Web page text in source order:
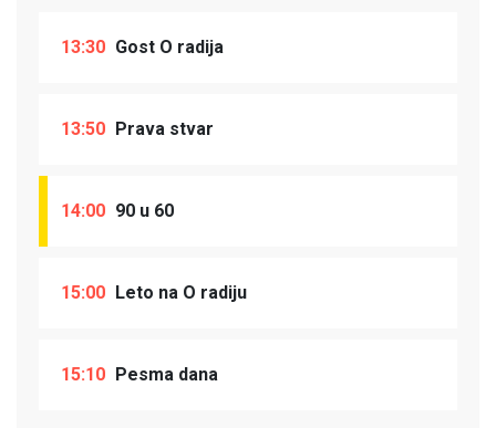
13:30 Gost O radija
13:50 Prava stvar
14:00 90 u 60
15:00 Leto na O radiju
15:10 Pesma dana